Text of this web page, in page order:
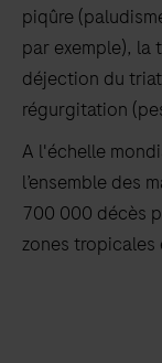
piqûre
par exemple), la
déjection du
régurgitation
A l'échelle
l’ensemble des
700 000 décès
zones